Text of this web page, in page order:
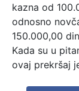
kazna od
odnosno
150.000,00
Kada su u
ovaj prekršaj